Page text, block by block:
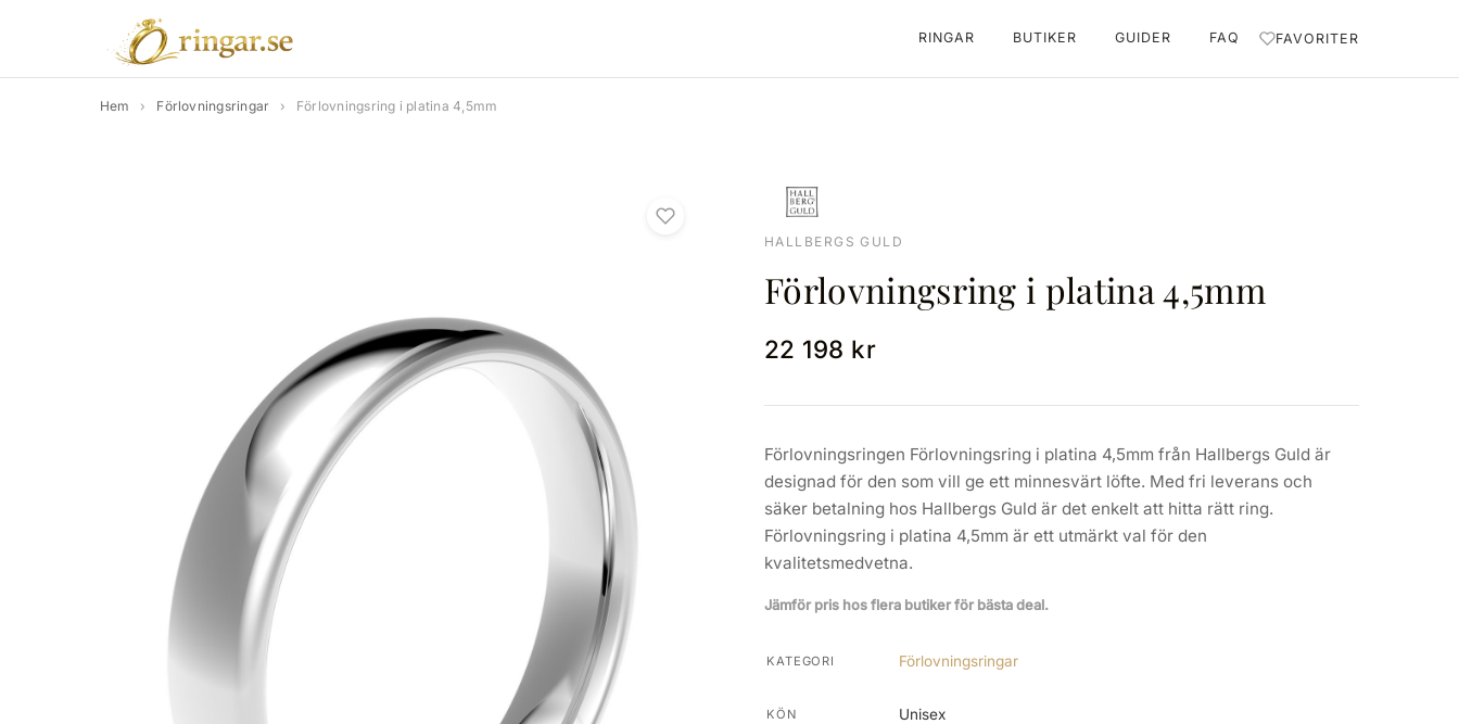
RINGAR BUTIKER GUIDER FAQ FAVORITER
Hem › Förlovningsringar › Förlovningsring i platina 4,5mm
HALLBERGS GULD
Förlovningsring i platina 4,5mm
22 198 kr
Förlovningsringen Förlovningsring i platina 4,5mm från Hallbergs Guld är
designad för den som vill ge ett minnesvärt löfte. Med fri leverans och
säker betalning hos Hallbergs Guld är det enkelt att hitta rätt ring.
Förlovningsring i platina 4,5mm är ett utmärkt val för den
kvalitetsmedvetna.
Jämför pris hos flera butiker för bästa deal.
KATEGORI Förlovningsringar
KÖN Unisex